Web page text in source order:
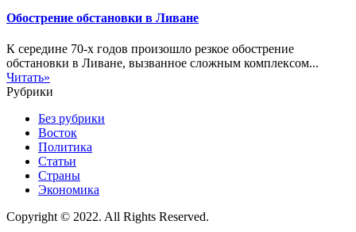
Обострение обстановки в Ливане
К середине 70-х годов произошло резкое обострение
обстановки в Ливане, вызванное сложным комплексом...
Читать»
Рубрики
Без рубрики
Восток
Политика
Статьи
Страны
Экономика
Copyright © 2022. All Rights Reserved.